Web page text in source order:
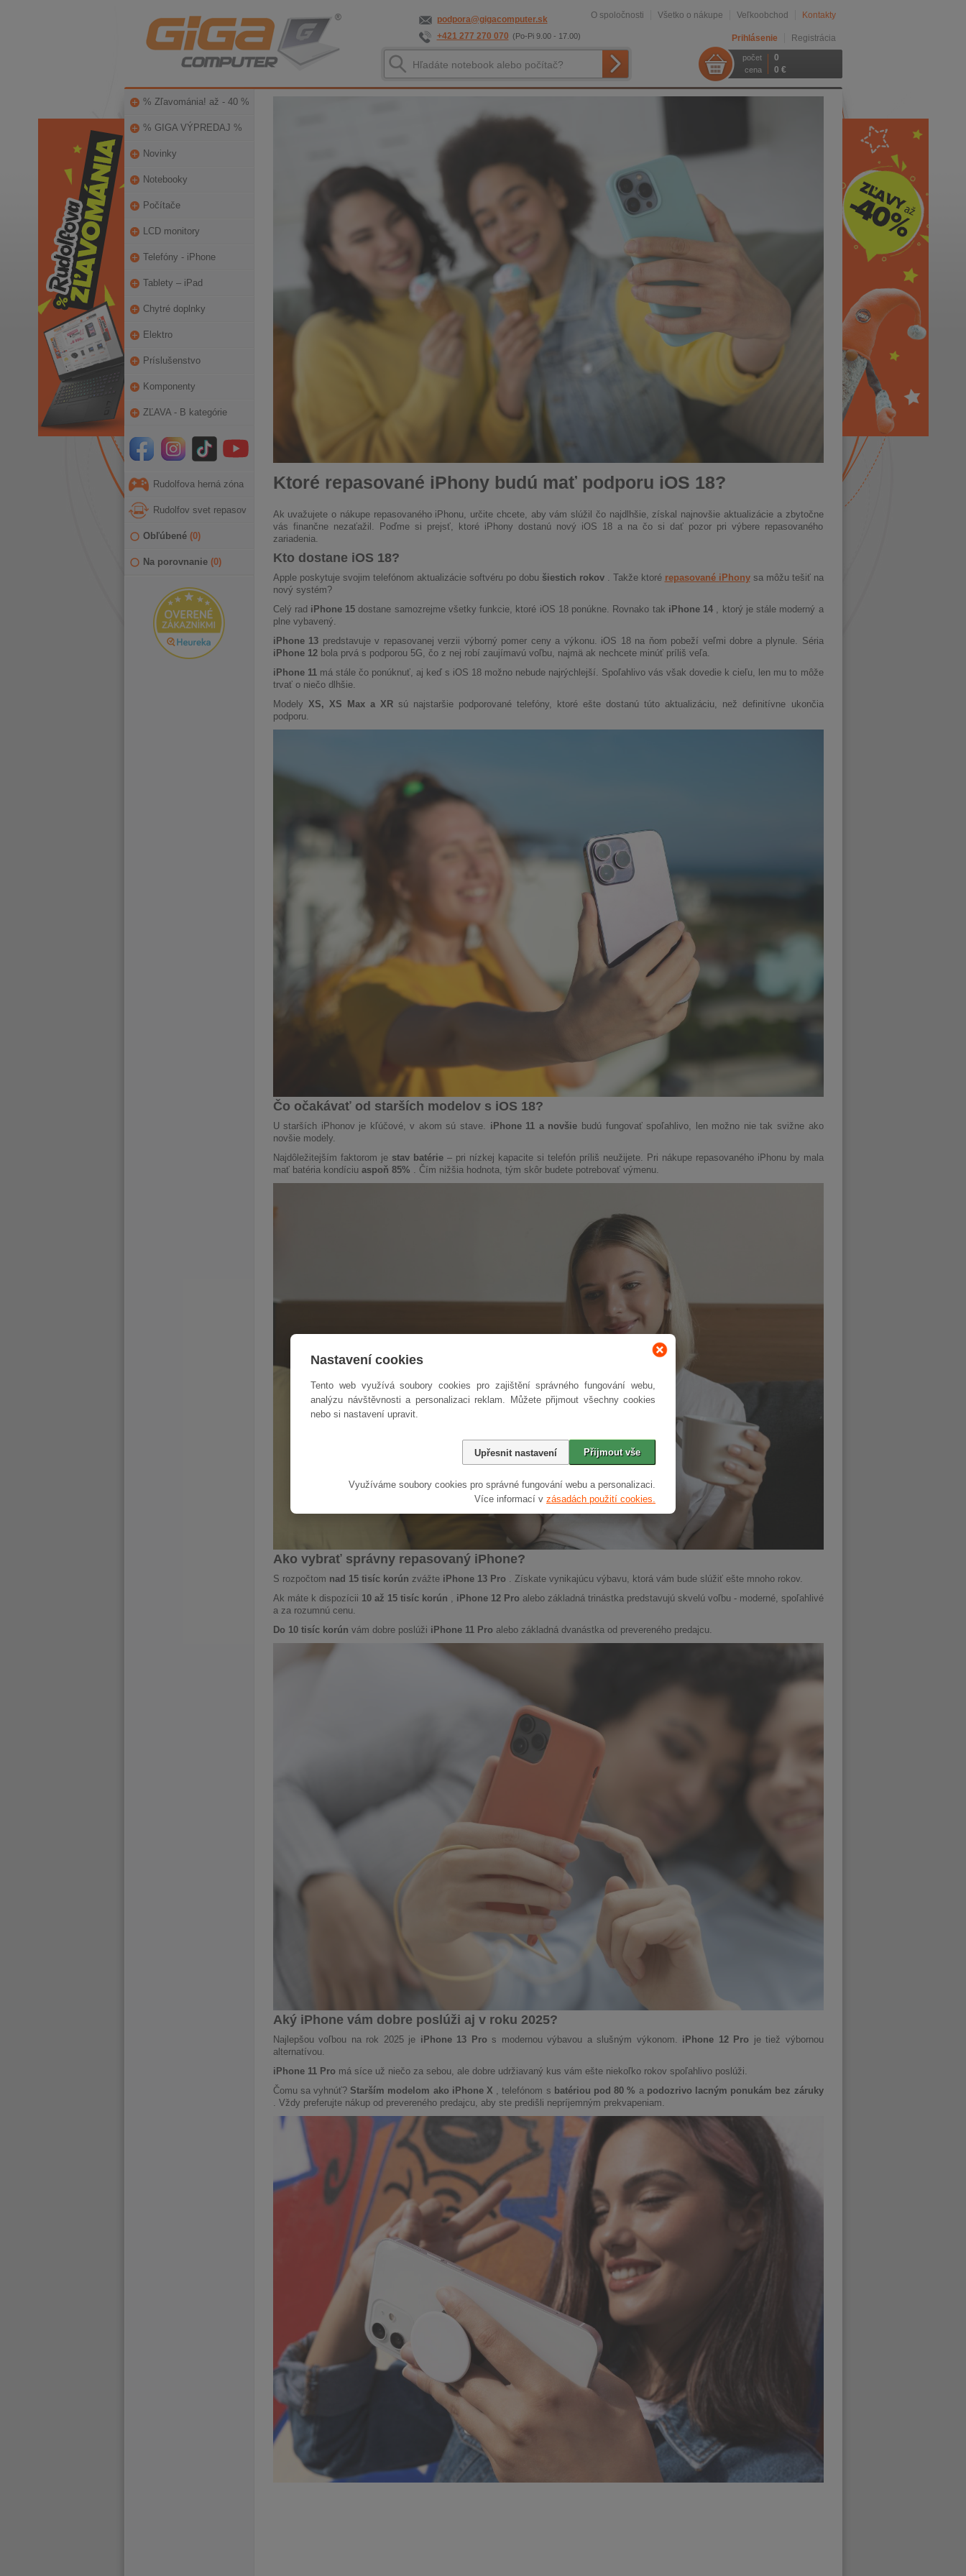
Nastavení cookies
Tento web využívá soubory cookies pro zajištění správného fungování webu,
analýzu návštěvnosti a personalizaci reklam. Můžete přijmout všechny cookies
nebo si nastavení upravit.
Přijmout vše
Upřesnit nastavení
Využíváme soubory cookies pro správné fungování webu a personalizaci.
Více informací v zásadách použití cookies.
podpora@gigacomputer.sk
+421 277 270 070 (Po-Pi 9.00 - 17.00)
O spoločnosti Všetko o nákupe Veľkoobchod Kontakty
Prihlásenie Registrácia
počet 0
cena 0 €
% Zľavománia! až - 40 %
% GIGA VÝPREDAJ %
Novinky
Notebooky
Počítače
LCD monitory
Telefóny - iPhone
Tablety – iPad
Chytré doplnky
Elektro
Príslušenstvo
Komponenty
ZĽAVA - B kategórie
Rudolfova herná zóna
Rudolfov svet repasov
Obľúbené (0)
Na porovnanie (0)
Ktoré repasované iPhony budú mať podporu iOS 18?
Ak uvažujete o nákupe repasovaného iPhonu, určite chcete, aby vám slúžil čo najdlhšie, získal najnovšie aktualizácie a zbytočne
vás finančne nezaťažil. Poďme si prejsť, ktoré iPhony dostanú nový iOS 18 a na čo si dať pozor pri výbere repasovaného
zariadenia.
Kto dostane iOS 18?
Apple poskytuje svojim telefónom aktualizácie softvéru po dobu šiestich rokov. Takže ktoré repasované iPhonysa môžu tešiť na
nový systém?
Celý rad iPhone 15 dostane samozrejme všetky funkcie, ktoré iOS 18 ponúkne. Rovnako tak iPhone 14 , ktorý je stále moderný a
plne vybavený.
iPhone 13 predstavuje v repasovanej verzii výborný pomer ceny a výkonu. iOS 18 na ňom pobeží veľmi dobre a plynule. Séria
iPhone 12bola prvá s podporou 5G, čo z nej robí zaujímavú voľbu, najmä ak nechcete minúť príliš veľa.
iPhone 11má stále čo ponúknuť, aj keď s iOS 18 možno nebude najrýchlejší. Spoľahlivo vás však dovedie k cieľu, len mu to môže
trvať o niečo dlhšie.
Modely XS, XS Max a XRsú najstaršie podporované telefóny, ktoré ešte dostanú túto aktualizáciu, než definitívne ukončia
podporu.
Čo očakávať od starších modelov s iOS 18?
U starších iPhonov je kľúčové, v akom sú stave. iPhone 11 a novšie budú fungovať spoľahlivo, len možno nie tak svižne ako
novšie modely.
Najdôležitejším faktorom je stav batérie– pri nízkej kapacite si telefón príliš neužijete. Pri nákupe repasovaného iPhonu by mala
mať batéria kondíciu aspoň 85% . Čím nižšia hodnota, tým skôr budete potrebovať výmenu.
Ako vybrať správny repasovaný iPhone?
S rozpočtom nad 15 tisíc korún zvážte iPhone 13 Pro. Získate vynikajúcu výbavu, ktorá vám bude slúžiť ešte mnoho rokov.
Ak máte k dispozícii 10 až 15 tisíc korún , iPhone 12 Proalebo základná trinástka predstavujú skvelú voľbu - moderné, spoľahlivé
a za rozumnú cenu.
Do 10 tisíc korún vám dobre poslúži iPhone 11 Proalebo základná dvanástka od prevereného predajcu.
Aký iPhone vám dobre poslúži aj v roku 2025?
Najlepšou voľbou na rok 2025 je iPhone 13 Pros modernou výbavou a slušným výkonom. iPhone 12 Pro je tiež výbornou
alternatívou.
iPhone 11 Promá síce už niečo za sebou, ale dobre udržiavaný kus vám ešte niekoľko rokov spoľahlivo poslúži.
Čomu sa vyhnúť? Starším modelom ako iPhone X , telefónom s batériou pod 80 % a podozrivo lacným ponukám bez záruky
. Vždy preferujte nákup od prevereného predajcu, aby ste predišli nepríjemným prekvapeniam.